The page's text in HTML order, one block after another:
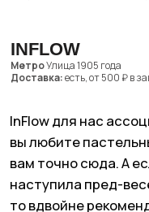
InFlow. Фото: сайт InFlow
Уютный цветочный в
Москвы. После его
ДАНАИДА ГАРДЕН
МетроАрбатская
Доставка:есть, 1000 ₽ + 50 ₽/км
заказе от 10.000 ₽